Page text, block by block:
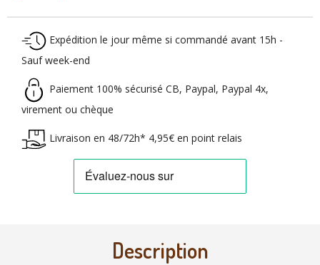
Expédition le jour même si commandé avant 15h -
Sauf week-end
Paiement 100% sécurisé CB, Paypal, Paypal 4x,
virement ou chèque
Livraison en 48/72h* 4,95€ en point relais
Description